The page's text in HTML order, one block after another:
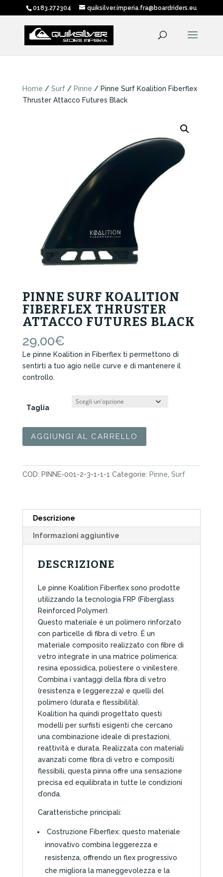
0183.272304 quiksilver.imperia.fra@boardriders.eu
Home / Surf/ Pinne / Pinne Surf Koalition Fiberflex
Thruster Attacco Futures Black
PINNE SURF KOALITION
FIBERFLEX THRUSTER
ATTACCO FUTURES BLACK
29,00€
Le pinne Koalition in Fiberflex ti permettono di
sentirti a tuo agio nelle curve e di mantenere il
controllo.
Taglia
Pinne
Surf
Fiberflex
Thruster
Black
AGGIUNGI AL CARRELLO
COD: PINNE-001-2-3-1-1-1 Categorie: Pinne, Surf
Descrizione
Informazioni aggiuntive
DESCRIZIONE
Le pinne Koalition Fiberflex sono prodotte
utilizzando la tecnologia FRP (Fiberglass
Reinforced Polymer).
Questo materiale è un polimero rinforzato
con particelle di fibra di vetro. È un
materiale composito realizzato con fibre di
vetro integrate in una matrice polimerica:
resina epossidica, poliestere o vinilestere.
Combina i vantaggi della fibra di vetro
(resistenza e leggerezza) e quelli del
polimero (durata e flessibilità).
Koalition ha quindi progettato questi
modelli per surfisti esigenti che cercano
una combinazione ideale di prestazioni,
reattività e durata. Realizzata con materiali
avanzati come fibra di vetro e compositi
flessibili, questa pinna offre una sensazione
precisa ed equilibrata in tutte le condizioni
d’onda.
Caratteristiche principali:
Costruzione Fiberflex: questo materiale
innovativo combina leggerezza e
resistenza, offrendo un flex progressivo
che migliora la maneggevolezza e la